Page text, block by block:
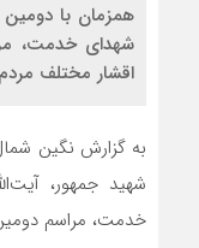
همزمان با
شهدای خدمت،
اقشار مختلف
به گزارش نگین
شهید جمهور،
خدمت، مراسم